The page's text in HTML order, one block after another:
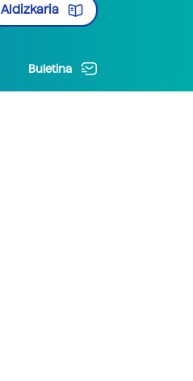
Aldizkaria
Buletina